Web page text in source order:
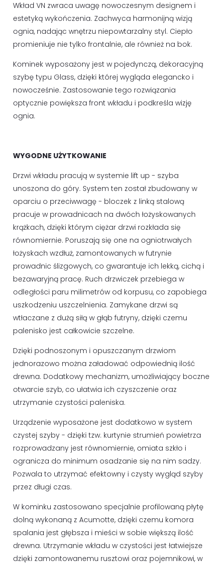
Wkład VN zwraca uwagę nowoczesnym designem i
estetyką wykończenia. Zachwyca harmonijną wizją
ognia, nadając wnętrzu niepowtarzalny styl. Ciepło
promieniuje nie tylko frontalnie, ale również na bok.
Kominek wyposażony jest w pojedynczą, dekoracyjną
szybę typu Glass, dzięki której wygląda elegancko i
nowocześnie. Zastosowanie tego rozwiązania
optycznie powiększa front wkładu i podkreśla wizję
ognia.
WYGODNE UŻYTKOWANIE
Drzwi wkładu pracują w systemie lift up - szyba
unoszona do góry. System ten został zbudowany w
oparciu o przeciwwagę - bloczek z linką stalową
pracuje w prowadnicach na dwóch łożyskowanych
krążkach, dzięki którym ciężar drzwi rozkłada się
równomiernie. Poruszają się one na ogniotrwałych
łożyskach wzdłuż, zamontowanych w futrynie
prowadnic ślizgowych, co gwarantuje ich lekką, cichą i
bezawaryjną pracę. Ruch drzwiczek przebiega w
odległości paru milimetrów od korpusu, co zapobiega
uszkodzeniu uszczelnienia. Zamykane drzwi są
wtłaczane z dużą siłą w głąb futryny, dzięki czemu
palenisko jest całkowicie szczelne.
Dzięki podnoszonym i opuszczanym drzwiom
jednorazowo można załadować odpowiednią ilość
drewna. Dodatkowy mechanizm, umożliwiający boczne
otwarcie szyb, co ułatwia ich czyszczenie oraz
utrzymanie czystości paleniska.
Urządzenie wyposażone jest dodatkowo w system
czystej szyby - dzięki tzw. kurtynie strumień powietrza
rozprowadzany jest równomiernie, omiata szkło i
ogranicza do minimum osadzanie się na nim sadzy.
Pozwala to utrzymać efektowny i czysty wygląd szyby
przez długi czas.
W kominku zastosowano specjalnie profilowaną płytę
dolną wykonaną z Acumotte, dzięki czemu komora
spalania jest głębsza i mieści w sobie większą ilość
drewna. Utrzymanie wkładu w czystości jest łatwiejsze
dzięki zamontowanemu rusztowi oraz pojemnikowi, w